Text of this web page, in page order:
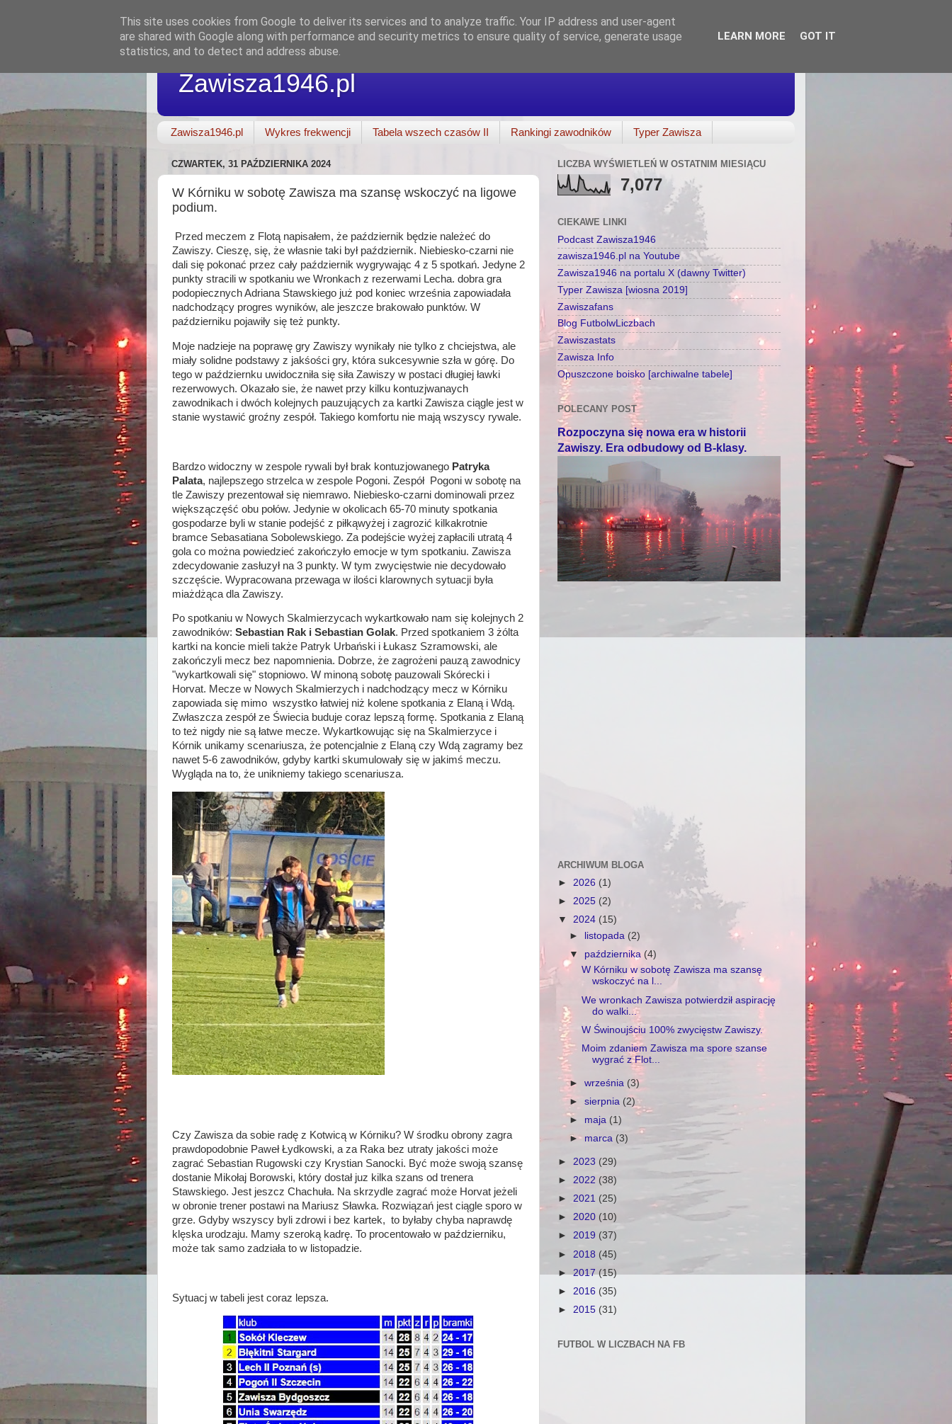
Zawisza1946.pl
Zawisza1946.pl Wykres frekwencji Tabela wszech czasów II Rankingi zawodników Typer Zawisza
CZWARTEK, 31 PAŹDZIERNIKA 2024
W Kórniku w sobotę Zawisza ma szansę wskoczyć na ligowe
podium.
Przed meczem z Flotą napisałem, że październik będzie należeć do
Zawiszy. Cieszę, się, że własnie taki był październik. Niebiesko-czarni nie
dali się pokonać przez cały październik wygrywając 4 z 5 spotkań. Jedyne 2
punkty stracili w spotkaniu we Wronkach z rezerwami Lecha. dobra gra
podopiecznych Adriana Stawskiego już pod koniec września zapowiadała
nadchodzący progres wyników, ale jeszcze brakowało punktów. W
październiku pojawiły się też punkty.
Moje nadzieje na poprawę gry Zawiszy wynikały nie tylko z chciejstwa, ale
miały solidne podstawy z jakśości gry, która sukcesywnie szła w górę. Do
tego w październku uwidoczniła się siła Zawiszy w postaci długiej ławki
rezerwowych. Okazało sie, że nawet przy kilku kontuzjwanaych
zawodnikach i dwóch kolejnych pauzujących za kartki Zawisza ciągle jest w
stanie wystawić groźny zespół. Takiego komfortu nie mają wszyscy rywale.
Bardzo widoczny w zespole rywali był brak kontuzjowanego Patryka
Palata, najlepszego strzelca w zespole Pogoni. Zespół Pogoni w sobotę na
tle Zawiszy prezentował się niemrawo. Niebiesko-czarni dominowali przez
większączęść obu połów. Jedynie w okolicach 65-70 minuty spotkania
gospodarze byli w stanie podejść z piłkąwyżej i zagrozić kilkakrotnie
bramce Sebasatiana Sobolewskiego. Za podejście wyżej zapłacili utratą 4
gola co można powiedzieć zakończyło emocje w tym spotkaniu. Zawisza
zdecydowanie zasłuzył na 3 punkty. W tym zwycięstwie nie decydowało
szczęście. Wypracowana przewaga w ilości klarownych sytuacji była
miażdżąca dla Zawiszy.
Po spotkaniu w Nowych Skalmierzycach wykartkowało nam się kolejnych 2
zawodników: Sebastian Rak i Sebastian Golak. Przed spotkaniem 3 żólta
kartki na koncie mieli także Patryk Urbański i Łukasz Szramowski, ale
zakończyli mecz bez napomnienia. Dobrze, że zagrożeni pauzą zawodnicy
"wykartkowali się" stopniowo. W minoną sobotę pauzowali Skórecki i
Horvat. Mecze w Nowych Skalmierzych i nadchodzący mecz w Kórniku
zapowiada się mimo wszystko łatwiej niż kolene spotkania z Elaną i Wdą.
Zwłaszcza zespół ze Świecia buduje coraz lepszą formę. Spotkania z Elaną
to też nigdy nie są łatwe mecze. Wykartkowując się na Skalmierzyce i
Kórnik unikamy scenariusza, że potencjalnie z Elaną czy Wdą zagramy bez
nawet 5-6 zawodników, gdyby kartki skumulowały się w jakimś meczu.
Wygląda na to, że unikniemy takiego scenariusza.
Czy Zawisza da sobie radę z Kotwicą w Kórniku? W środku obrony zagra
prawdopodobnie Paweł Łydkowski, a za Raka bez utraty jakości może
zagrać Sebastian Rugowski czy Krystian Sanocki. Być może swoją szansę
dostanie Mikołaj Borowski, który dostał juz kilka szans od trenera
Stawskiego. Jest jeszcz Chachuła. Na skrzydle zagrać może Horvat jeżeli
w obronie trener postawi na Mariusz Sławka. Rozwiązań jest ciągle sporo w
grze. Gdyby wszyscy byli zdrowi i bez kartek, to byłaby chyba naprawdę
klęska urodzaju. Mamy szeroką kadrę. To procentowało w październiku,
może tak samo zadziała to w listopadzie.
Sytuacj w tabeli jest coraz lepsza.
LICZBA WYŚWIETLEŃ W OSTATNIM MIESIĄCU
7,077
CIEKAWE LINKI
Podcast Zawisza1946
zawisza1946.pl na Youtube
Zawisza1946 na portalu X (dawny Twitter)
Typer Zawisza [wiosna 2019]
Zawiszafans
Blog FutbolwLiczbach
Zawiszastats
Zawisza Info
Opuszczone boisko [archiwalne tabele]
POLECANY POST
Rozpoczyna się nowa era w historii
Zawiszy. Era odbudowy od B-klasy.
ARCHIWUM BLOGA
► 2026 (1)
► 2025 (2)
▼ 2024 (15)
► listopada (2)
▼ października (4)
W Kórniku w sobotę Zawisza ma szansę
wskoczyć na l...
We wronkach Zawisza potwierdził aspirację
do walki...
W Świnoujściu 100% zwycięstw Zawiszy.
Moim zdaniem Zawisza ma spore szanse
wygrać z Flot...
►września (3)
►sierpnia (2)
► maja (1)
► marca (3)
► 2023 (29)
► 2022 (38)
► 2021 (25)
► 2020 (10)
► 2019 (37)
► 2018 (45)
►2017(15)
► 2016 (35)
► 2015 (31)
FUTBOL W LICZBACH NA FB
This site uses cookies from Google to deliver its services and to analyze traffic. Your IP address and user-agent
are shared with Google along with performance and security metrics to ensure quality of service, generate usage
statistics, and to detect and address abuse.
LEARN MORE GOT IT